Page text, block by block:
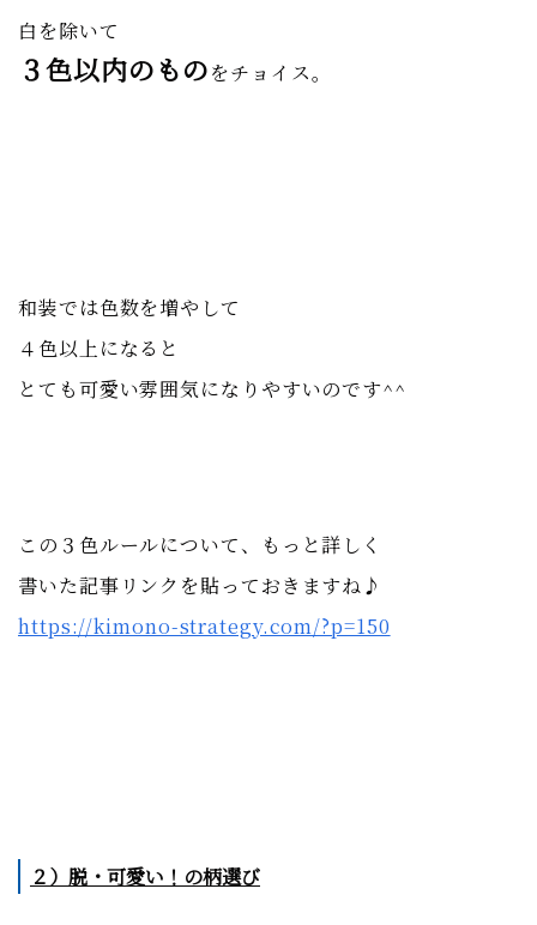
白を除いて
３色以内のものをチョイス。
和装では色数を増やして
４色以上になると
とても可愛い雰囲気になりやすいのです^^
この３色ルールについて、もっと詳しく
書いた記事リンクを貼っておきますね♪
https://kimono-strategy.com/?p=150
２）脱・可愛い！の柄選び